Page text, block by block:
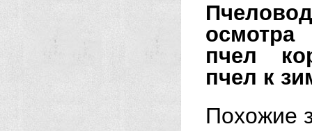
пчел
пчел к
Похожие